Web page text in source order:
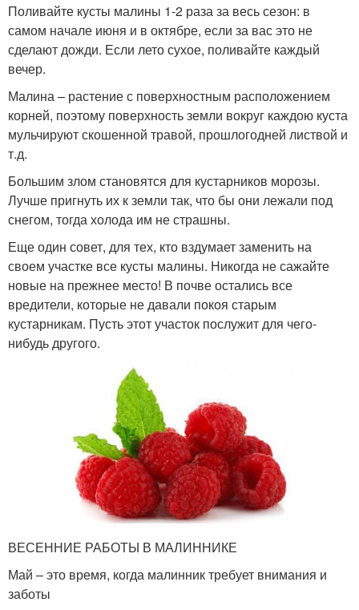
Поливайте кусты малины 1-2 раза за весь сезон: в
самом начале июня и в октябре, если за вас это не
сделают дожди. Если лето сухое, поливайте каждый
вечер.
Малина – растение с поверхностным расположением
корней, поэтому поверхность земли вокруг каждою куста
мульчируют скошенной травой, прошлогодней листвой и
т.д.
Большим злом становятся для кустарников морозы.
Лучше пригнуть их к земли так, что бы они лежали под
снегом, тогда холода им не страшны.
Еще один совет, для тех, кто вздумает заменить на
своем участке все кусты малины. Никогда не сажайте
новые на прежнее место! В почве остались все
вредители, которые не давали покоя старым
кустарникам. Пусть этот участок послужит для чего-
нибудь другого.
ВЕСЕННИЕ РАБОТЫ В МАЛИННИКЕ
Май – это время, когда малинник требует внимания и
заботы